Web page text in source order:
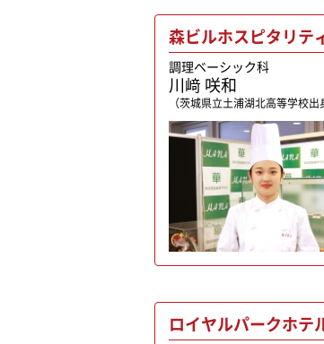
森ビルホスピタリテ
調理ベーシック科
川﨑 咲和
（茨城県立土浦湖北高等学校出
ロイヤルパークホテ